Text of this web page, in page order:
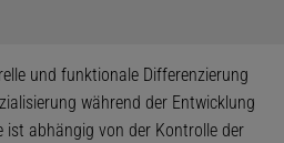
und funktionale Differenzierung
während der Entwicklung
ist abhängig von der Kontrolle der